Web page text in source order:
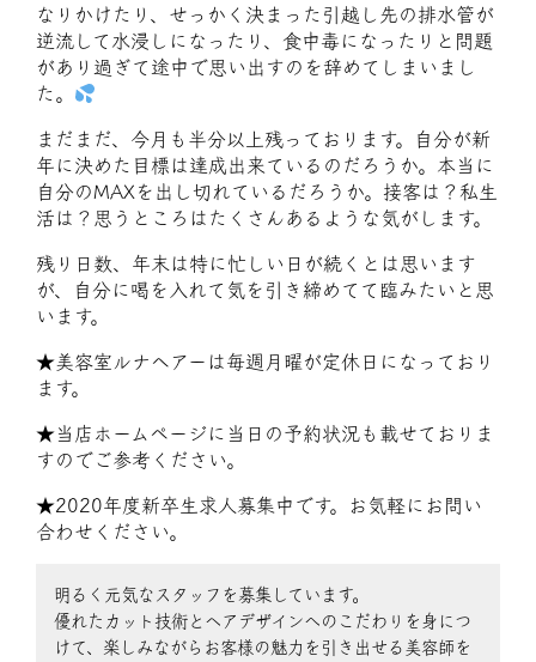
なりかけたり、せっかく決まった引越し先の排水管が
逆流して水浸しになったり、食中毒になったりと問題
があり過ぎて途中で思い出すのを辞めてしまいまし
た。
まだまだ、今月も半分以上残っております。自分が新
年に決めた目標は達成出来ているのだろうか。本当に
自分のMAXを出し切れているだろうか。接客は？私生
活は？思うところはたくさんあるような気がします。
残り日数、年末は特に忙しい日が続くとは思います
が、自分に喝を入れて気を引き締めてて臨みたいと思
います。
★美容室ルナヘアーは毎週月曜が定休日になっており
ます。
★当店ホームページに当日の予約状況も載せておりま
すのでご参考ください。
★2020年度新卒生求人募集中です。お気軽にお問い
合わせください。
明るく元気なスタッフを募集しています。
優れたカット技術とヘアデザインへのこだわりを身につ
けて、楽しみながらお客様の魅力を引き出せる美容師を